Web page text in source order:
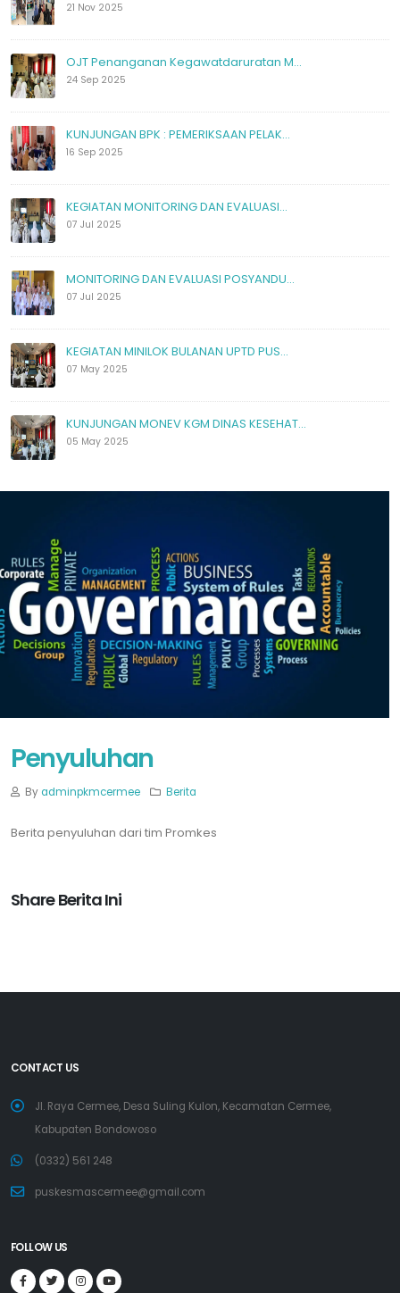
21 Nov 2025
OJT Penanganan Kegawatdaruratan M...
24 Sep 2025
KUNJUNGAN BPK : PEMERIKSAAN PELAK...
16 Sep 2025
KEGIATAN MONITORING DAN EVALUASI...
07 Jul 2025
MONITORING DAN EVALUASI POSYANDU...
07 Jul 2025
KEGIATAN MINILOK BULANAN UPTD PUS...
07 May 2025
KUNJUNGAN MONEV KGM DINAS KESEHAT...
05 May 2025
Penyuluhan
Byadminpkmcermee Berita
Berita penyuluhan dari tim Promkes
Share Berita Ini
CONTACT US
Jl. Raya Cermee, Desa Suling Kulon, Kecamatan Cermee,
Kabupaten Bondowoso
(0332) 561 248
puskesmascermee@gmail.com
FOLLOW US